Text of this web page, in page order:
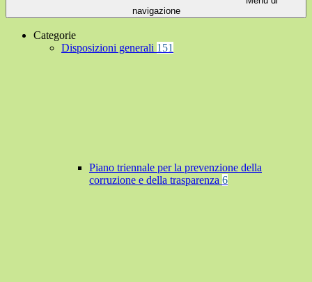
navigazione
Categorie
Disposizioni generali 151
Piano triennale per la prevenzione della
corruzione e della trasparenza 6